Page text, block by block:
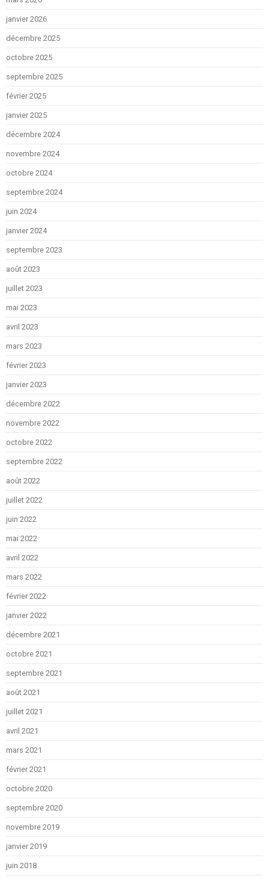
janvier 2026
décembre 2025
octobre 2025
septembre 2025
février 2025
janvier 2025
décembre 2024
novembre 2024
octobre 2024
septembre 2024
juin 2024
janvier 2024
septembre 2023
août 2023
juillet 2023
mai 2023
avril 2023
mars 2023
février 2023
janvier 2023
décembre 2022
novembre 2022
octobre 2022
septembre 2022
août 2022
juillet 2022
juin 2022
mai 2022
avril 2022
mars 2022
février 2022
janvier 2022
décembre 2021
octobre 2021
septembre 2021
août 2021
juillet 2021
avril 2021
mars 2021
février 2021
octobre 2020
septembre 2020
novembre 2019
janvier 2019
juin 2018